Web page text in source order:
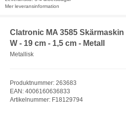
Mer leveransinformation
Clatronic MA 3585 Skärmaskin
W - 19 cm - 1,5 cm - Metall
Metallisk
Produktnummer: 263683
EAN: 4006160636833
Artikelnummer: F18129794